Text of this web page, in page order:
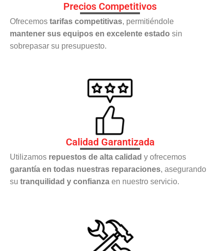
Precios Competitivos
Ofrecemos tarifas competitivas, permitiéndole
mantener sus equipos en excelente estado sin
sobrepasar su presupuesto.
Calidad Garantizada
Utilizamos repuestos de alta calidad y ofrecemos
garantía en todas nuestras reparaciones, asegurando
su tranquilidad y confianza en nuestro servicio.